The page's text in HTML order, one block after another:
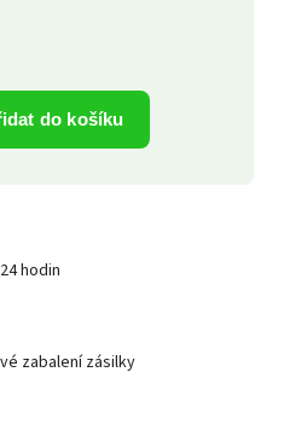
do košíku
hodin
zabalení zásilky